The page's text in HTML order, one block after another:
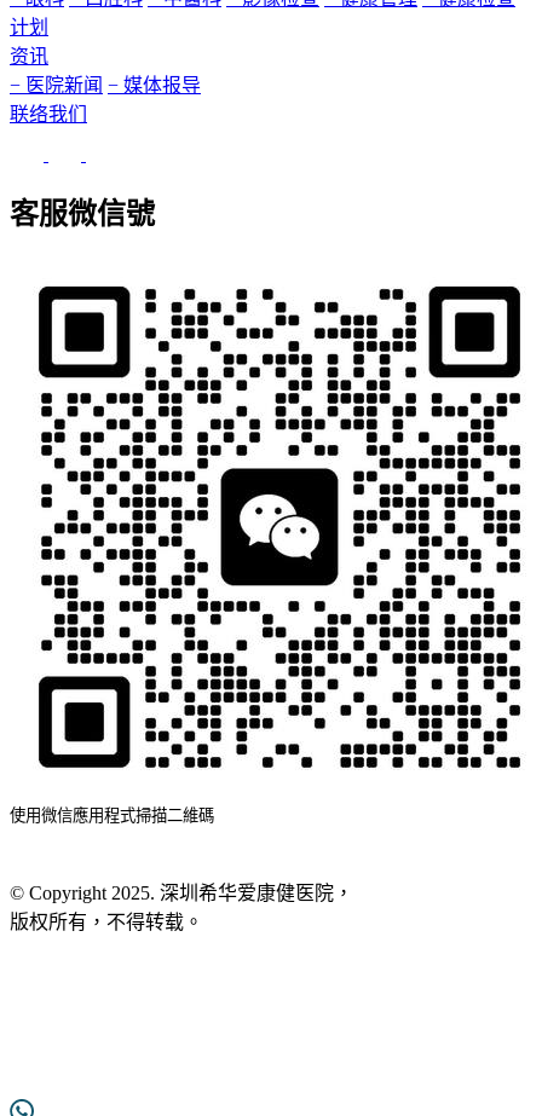
计划
资讯
− 医院新闻 − 媒体报导
联络我们
客服微信號
使用微信應用程式掃描二維碼
© Copyright 2025. 深圳希华爱康健医院，
版权所有，不得转载。